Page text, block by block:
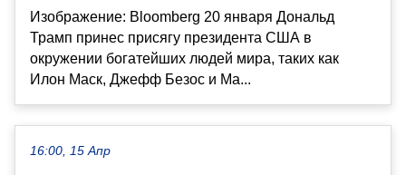
Изображение: Bloomberg 20 января Дональд
Трамп принес присягу президента США в
окружении богатейших людей мира, таких как
Илон Маск, Джефф Безос и Ма...
16:00, 15 Апр